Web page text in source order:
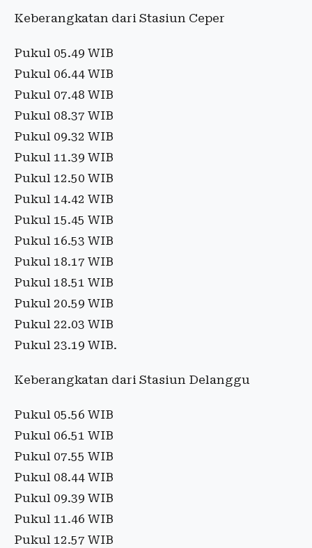
Keberangkatan dari Stasiun Ceper
Pukul 05.49 WIB
Pukul 06.44 WIB
Pukul 07.48 WIB
Pukul 08.37 WIB
Pukul 09.32 WIB
Pukul 11.39 WIB
Pukul 12.50 WIB
Pukul 14.42 WIB
Pukul 15.45 WIB
Pukul 16.53 WIB
Pukul 18.17 WIB
Pukul 18.51 WIB
Pukul 20.59 WIB
Pukul 22.03 WIB
Pukul 23.19 WIB.
Keberangkatan dari Stasiun Delanggu
Pukul 05.56 WIB
Pukul 06.51 WIB
Pukul 07.55 WIB
Pukul 08.44 WIB
Pukul 09.39 WIB
Pukul 11.46 WIB
Pukul 12.57 WIB